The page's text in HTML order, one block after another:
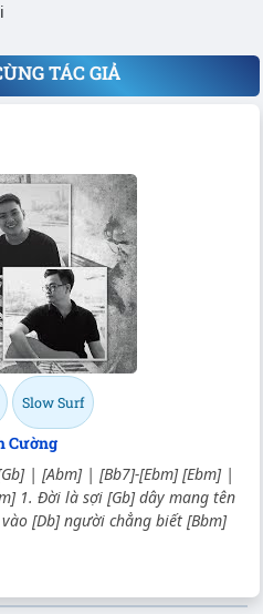
TÁC GIẢ
Slow Surf
Cường
| [Abm] | [Bb7]-[Ebm] [Ebm] |
1. Đời là sợi [Gb] dây mang tên
[Db] người chẳng biết [Bbm]